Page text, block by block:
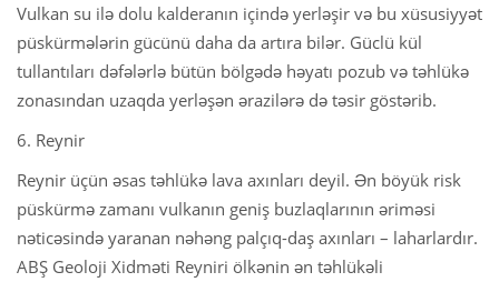
Vulkan su ilə dolu kalderanın içində yerləşir və bu xüsusiyyət
püskürmələrin gücünü daha da artıra bilər. Güclü kül
tullantıları dəfələrlə bütün bölgədə həyatı pozub və təhlükə
zonasından uzaqda yerləşən ərazilərə də təsir göstərib.
6. Reynir
Reynir üçün əsas təhlükə lava axınları deyil. Ən böyük risk
püskürmə zamanı vulkanın geniş buzlaqlarının əriməsi
nəticəsində yaranan nəhəng palçıq-daş axınları – laharlardır.
ABŞ Geoloji Xidməti Reyniri ölkənin ən təhlükəli